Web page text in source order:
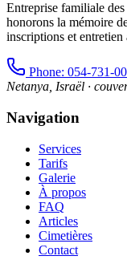
Entreprise familiale
honorons la mémoire
inscriptions et entretien
Phone: 054-731-
Netanya, Israël ·
Navigation
Services
Tarifs
Galerie
À propos
FAQ
Articles
Cimetières
Contact